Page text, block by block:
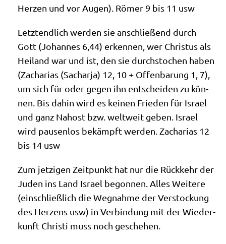
Her­zen und vor Augen). Römer 9 bis 11 usw
Letzt­end­lich wer­den sie anschlie­ßend durch
Gott (Johan­nes 6,44) erken­nen, wer Chri­stus als
Hei­land war und ist, den sie durch­sto­chen haben
(Zacha­ri­as (Sachar­ja) 12, 10 + Offen­ba­rung 1, 7),
um sich für oder gegen ihn ent­schei­den zu kön­
nen. Bis dahin wird es kei­nen Frie­den für Isra­el
und ganz Nah­ost bzw. welt­weit geben. Isra­el
wird pau­sen­los bekämpft wer­den. Zacha­ri­as 12
bis 14 usw
Zum jet­zi­gen Zeit­punkt hat nur die Rück­kehr der
Juden ins Land Isra­el begon­nen. Alles Wei­te­re
(ein­schließ­lich die Weg­nah­me der Ver­stockung
des Her­zens usw) in Ver­bin­dung mit der Wie­der­
kunft Chri­sti muss noch geschehen.